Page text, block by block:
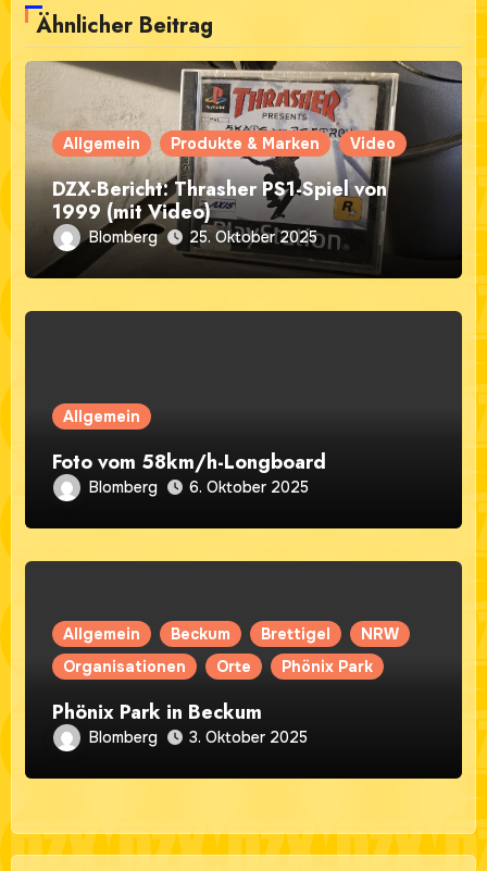
Ähnlicher Beitrag
Allgemein Produkte & Marken Video
DZX-Bericht: Thrasher PS1-Spiel von
1999 (mit Video)
Blomberg 25. Oktober 2025
Allgemein
Foto vom 58km/h-Longboard
Blomberg 6. Oktober 2025
Allgemein Beckum Brettigel
NRW
Organisationen
Orte Phönix Park
Phönix Park in Beckum
Blomberg 3. Oktober 2025